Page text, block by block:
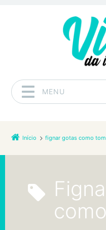
MENU
Início fignar gotas como
fignar gotas